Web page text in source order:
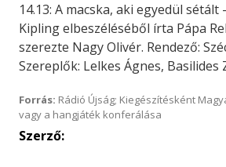
14.13: A macska, aki egyedül sétált
Kipling elbeszéléséből írta Pápa
szerezte Nagy Olivér. Rendező:
Szereplők: Lelkes Ágnes, Basilides
Forrás: Rádió Újság; Kiegészítésként
vagy a hangjáték konferálása
Szerző: